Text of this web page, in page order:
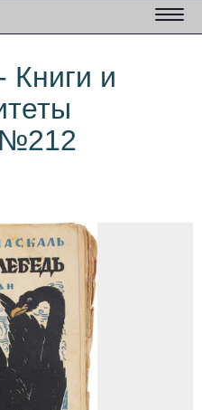
и
№212